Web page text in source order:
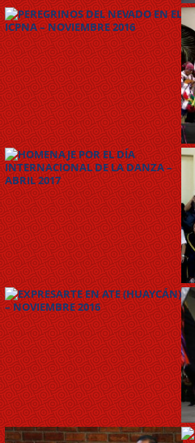
PEREGRINOS DEL NEVADO
EN EL ICPNA – NOVIEMBRE
2016
HOMENAJE POR EL DÍA
INTERNACIONAL DE LA
DANZA – ABRIL 2017
EXPRESARTE EN ATE
(HUAYCÁN) – NOVIEMBRE
2016